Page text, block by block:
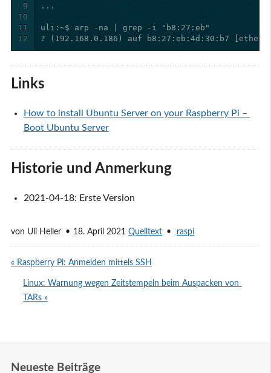
9
10
11
12
? (192.168.0.186) auf b8:27:eb:4d:30:b7 [ether]
Links
How to install Ubuntu Server on your Raspberry Pi –
Boot Ubuntu Server
Historie und Anmerkung
2021-04-18: Erste Version
von Uli Heller 18. April 2021 Quelltext raspi
« Raspberry Pi: Anmelden mittels SSH
Linux: Warnung wegen Zeitstempeln beim Auspacken von
TARs »
Neueste Beiträge